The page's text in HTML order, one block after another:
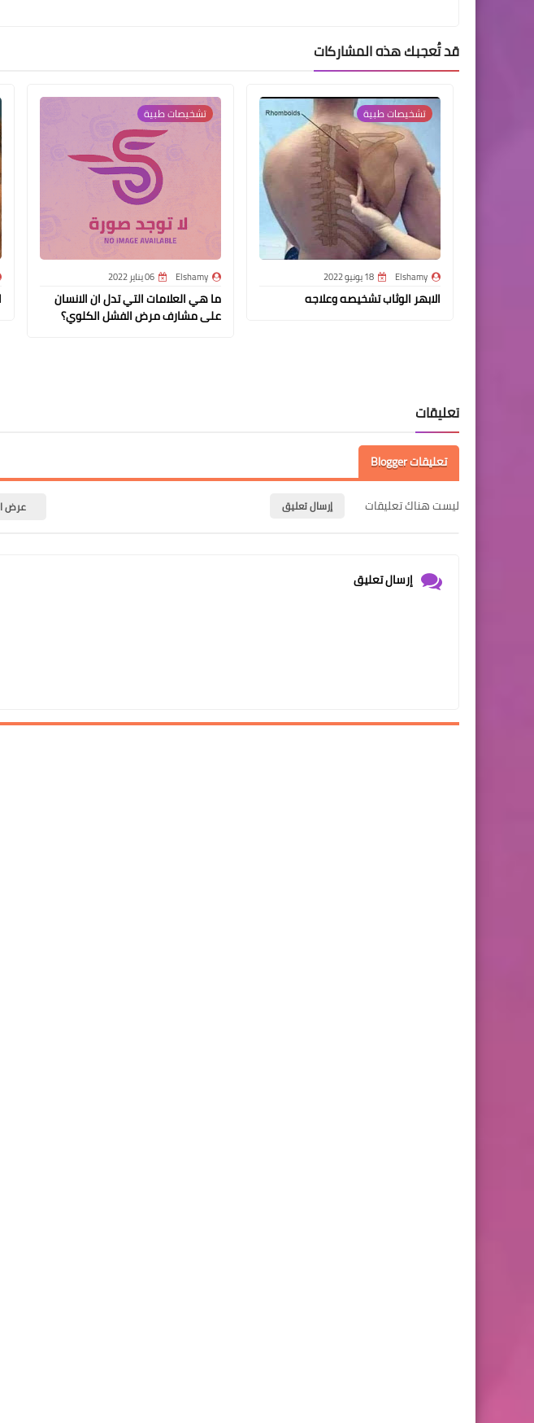
قد تُعجبك هذه المشاركات
تشخيصات طبية
Elshamy 18 يونيو 2022
الابهر الوثاب تشخيصه وعلاجه
تشخيصات طبية
Elshamy 06 يناير 2022
ما هي العلامات التي تدل ان الانسان
على مشارف مرض الفشل الكلوي؟
تعليقات
تعليقات Blogger
ليست هناك تعليقات إرسال تعليق عرض
إرسال تعليق